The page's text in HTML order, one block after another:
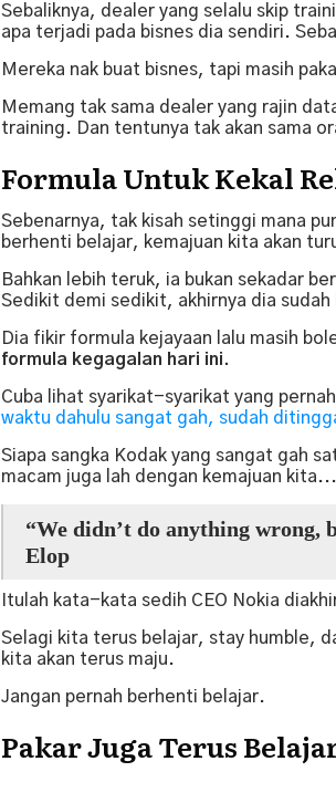
Sebaliknya, dealer yang selalu skip
apa terjadi pada bisnes dia sendiri.
Mereka nak buat bisnes, tapi masih
Memang tak sama dealer yang rajin
training. Dan tentunya tak akan sama
Formula Untuk Kekal
Sebenarnya, tak kisah setinggi mana
berhenti belajar, kemajuan kita akan
Bahkan lebih teruk, ia bukan sekadar
Sedikit demi sedikit, akhirnya dia
Dia fikir formula kejayaan lalu masih
formula kegagalan hari ini.
Cuba lihat syarikat-syarikat yang
waktu dahulu sangat gah, sudah
Siapa sangka Kodak yang sangat gah
macam juga lah dengan kemajuan kita...
“We didn’t do anything wrong,
Elop
Itulah kata-kata sedih CEO Nokia
Selagi kita terus belajar, stay humble,
kita akan terus maju.
Jangan pernah berhenti belajar.
Pakar Juga Terus